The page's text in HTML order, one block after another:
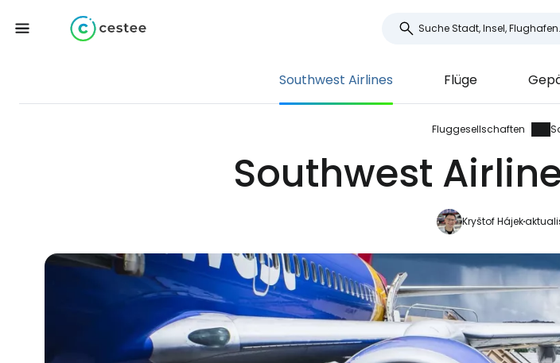
Southwest Airlines Flüge
Fluggesellschaften
Southwest
Kryštof Hájek